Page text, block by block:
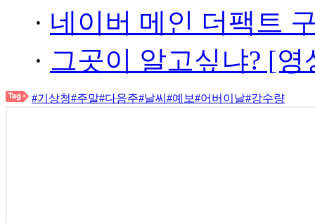
· 네이버 메인 더팩트
· 그곳이 알고싶냐? [
#기상청#주말#다음주#날씨 #예보#어버이날#강수량